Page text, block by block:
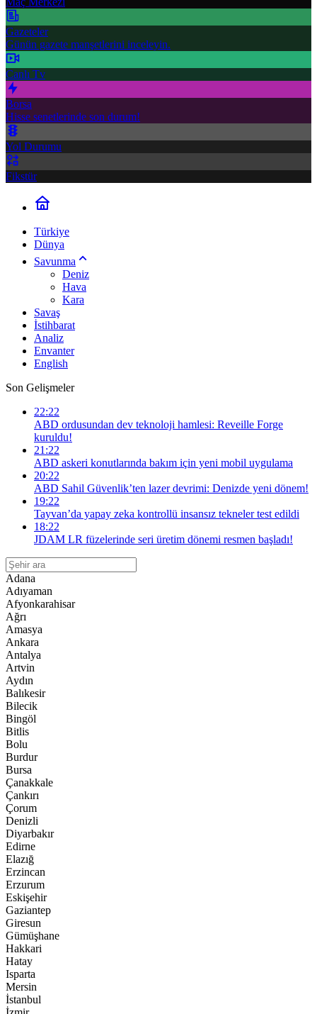
Gazeteler
Günün gazete manşetlerini inceleyin.
Canlı Tv
Borsa
Hisse senetlerinde son durum!
Yol Durumu
Fikstür
Türkiye
Dünya
Savunma
Deniz
Hava
Kara
Savaş
İstihbarat
Analiz
Envanter
English
Son Gelişmeler
22:22
ABD ordusundan dev teknoloji hamlesi: Reveille Forge
kuruldu!
21:22
ABD askeri konutlarında bakım için yeni mobil uygulama
20:22
ABD Sahil Güvenlik’ten lazer devrimi: Denizde yeni dönem!
19:22
Tayvan’da yapay zeka kontrollü insansız tekneler test edildi
18:22
JDAM LR füzelerinde seri üretim dönemi resmen başladı!
Adana
Adıyaman
Afyonkarahisar
Ağrı
Amasya
Ankara
Antalya
Artvin
Aydın
Balıkesir
Bilecik
Bingöl
Bitlis
Bolu
Burdur
Bursa
Çanakkale
Çankırı
Çorum
Denizli
Diyarbakır
Edirne
Elazığ
Erzincan
Erzurum
Eskişehir
Gaziantep
Giresun
Gümüşhane
Hakkari
Hatay
Isparta
Mersin
İstanbul